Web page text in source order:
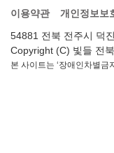
이용약관 개인정보보
54881 전북 전주시 덕
Copyright (C) 빛들 전
본 사이트는 ‘장애인차별금